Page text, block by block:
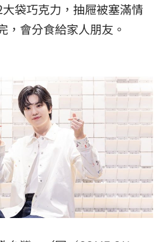
袋巧克力，抽屜被塞滿情
，會分食給家人朋友。